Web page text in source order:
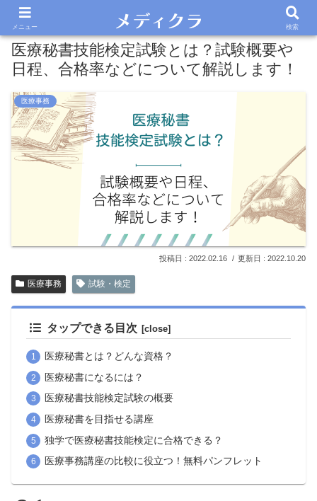
医療秘書技能検定試験とは？試験概要や
日程、合格率などについて解説します！
医療事務
2022.02.16 2022.10.20
医療事務 試験・検定
タップできる目次
医療秘書とは？どんな資格？
医療秘書になるには？
医療秘書技能検定試験の概要
医療秘書を目指せる講座
独学で医療秘書技能検定に合格できる？
医療事務講座の比較に役立つ！無料パンフレット
メニュー 検索